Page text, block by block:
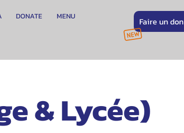
DONATE MENU Faire un don
& Lycée)